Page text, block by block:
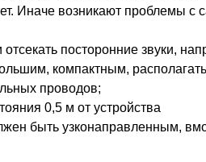
Иначе возникают проблемы с
посторонние звуки,
компактным,
проводов;
0,5 м от устройства
быть узконаправленным,